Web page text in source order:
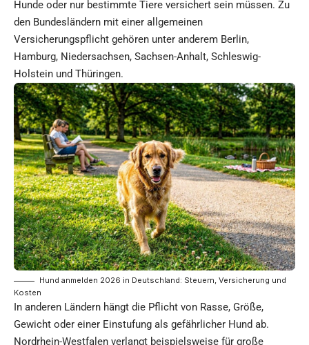
Hunde oder nur bestimmte Tiere versichert sein müssen. Zu
den Bundesländern mit einer allgemeinen
Versicherungspflicht gehören unter anderem Berlin,
Hamburg, Niedersachsen, Sachsen-Anhalt, Schleswig-
Holstein und Thüringen.
Hund anmelden 2026 in Deutschland: Steuern, Versicherung und
Kosten
In anderen Ländern hängt die Pflicht von Rasse, Größe,
Gewicht oder einer Einstufung als gefährlicher Hund ab.
Nordrhein-Westfalen verlangt beispielsweise für große